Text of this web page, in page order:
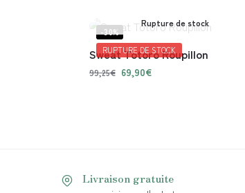
-30%
RUPTURE DE STOCK
Rupture de stock
Sweat Totoro Roupillon
99,25€ 69,90€
Livraison gratuite